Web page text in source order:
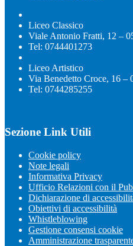
Liceo Classico
Viale Antonio Fratti, 12 –
Tel: 0744401273
Liceo Artistico
Via Benedetto Croce, 16 –
Tel: 0744285255
Sezione Link Utili
Cookie policy
Note legali
Informativa Privacy
Ufficio Relazioni con il
Dichiarazione di
Obiettivi di accessibilità
Whistleblowing
Gestione consensi cookie
Amministrazione